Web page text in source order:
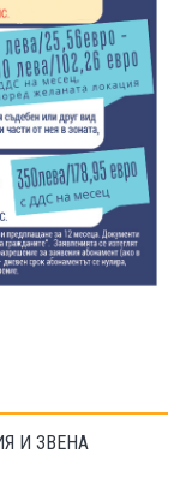
И ЗВЕНА